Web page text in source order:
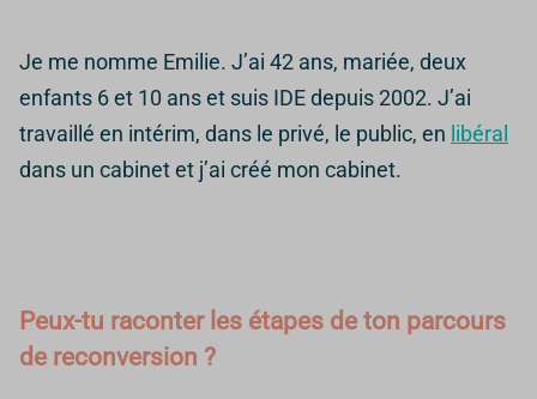
Je me nomme Emilie. J’ai 42 ans, mariée, deux
enfants 6 et 10 ans et suis IDE depuis 2002. J’ai
travaillé en intérim, dans le privé, le public, en libéral
dans un cabinet et j’ai créé mon cabinet.
Peux-tu raconter les étapes de ton parcours
de reconversion ?